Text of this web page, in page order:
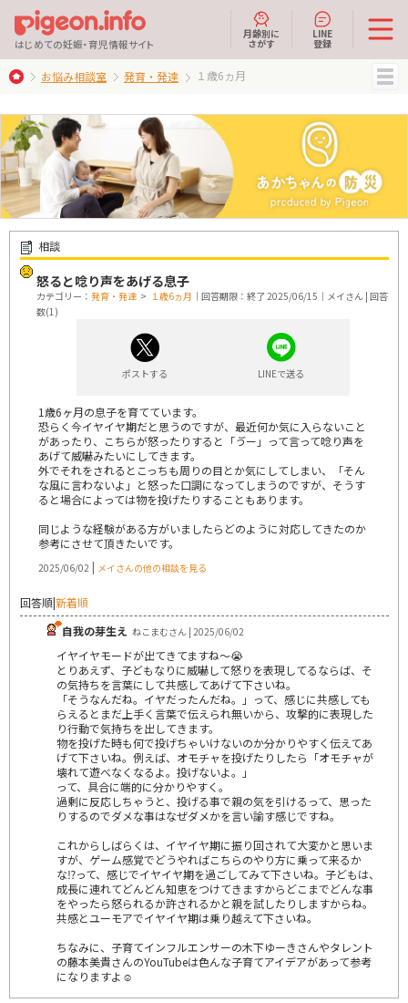
はじめての妊娠・育児情報サイト
月齢別に
さがす
LINE
登録
お悩み相談室 発育・発達 １歳6ヵ月
相談
怒ると唸り声をあげる息子
カテゴリー： 発育・発達 > １歳6ヵ月 ｜回答期限：終了 2025/06/15｜メイさん | 回答
数(1)
ポストする LINEで送る
1歳6ヶ月の息子を育てています。
恐らく今イヤイヤ期だと思うのですが、最近何か気に入らないこと
があったり、こちらが怒ったりすると「ゔー」って言って唸り声を
あげて威嚇みたいにしてきます。
外でそれをされるとこっちも周りの目とか気にしてしまい、「そん
な風に言わないよ」と怒った口調になってしまうのですが、そうす
ると場合によっては物を投げたりすることもあります。
同じような経験がある方がいましたらどのように対応してきたのか
参考にさせて頂きたいです。
2025/06/02 | メイさんの他の相談を見る
回答順|新着順
自我の芽生え ねこまむさん | 2025/06/02
イヤイヤモードが出てきてますね～😭
とりあえず、子どもなりに威嚇して怒りを表現してるならば、そ
の気持ちを言葉にして共感してあげて下さいね。
「そうなんだね。イヤだったんだね。」って、感じに共感しても
らえるとまだ上手く言葉で伝えられ無いから、攻撃的に表現した
り行動で気持ちを出してきます。
物を投げた時も何で投げちゃいけないのか分かりやすく伝えてあ
げて下さいね。例えば、オモチャを投げたりしたら「オモチャが
壊れて遊べなくなるよ。投げないよ。」
って、具合に端的に分かりやすく。
過剰に反応しちゃうと、投げる事で親の気を引けるって、思った
りするのでダメな事はなぜダメかを言い諭す感じですね。
これからしばらくは、イヤイヤ期に振り回されて大変かと思いま
すが、ゲーム感覚でどうやればこちらのやり方に乗って来るか
な⁉️って、感じでイヤイヤ期を過ごしてみて下さいね。子どもは、
成長に連れてどんどん知恵をつけてきますからどこまでどんな事
をやったら怒られるか許されるかと親を試したりしますからね。
共感とユーモアでイヤイヤ期は乗り越えて下さいね。
ちなみに、子育てインフルエンサーの木下ゆーきさんやタレント
の藤本美貴さんのYouTubeは色んな子育てアイデアがあって参考
になりますよ☺️